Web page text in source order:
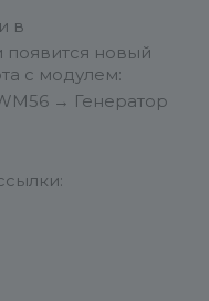
в
появится новый
с модулем:
→ Генератор